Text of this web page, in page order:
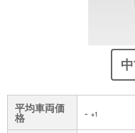
平均車両価
格 - ※1